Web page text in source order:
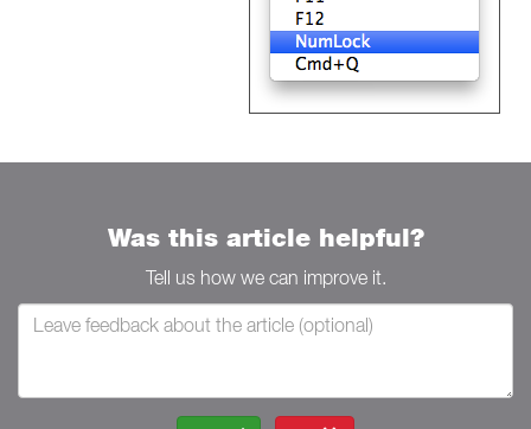
Was this article helpful?
Tell us how we can improve it.